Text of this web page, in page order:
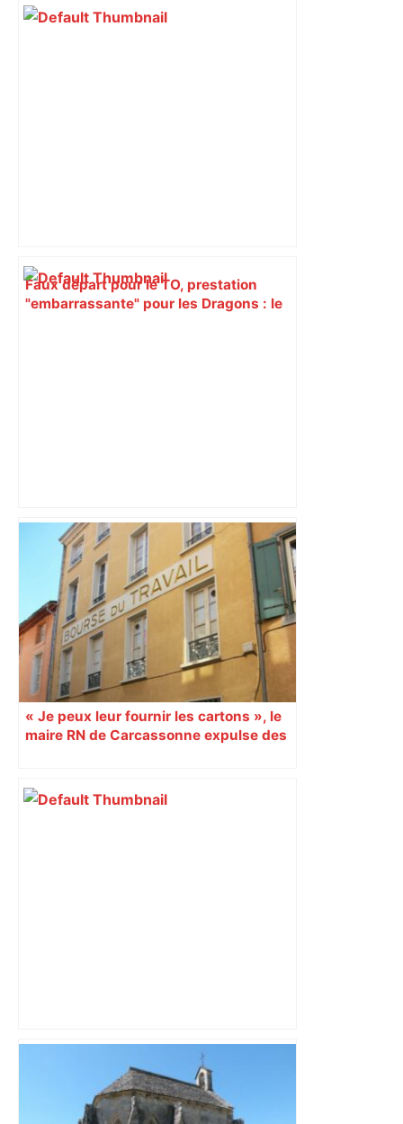
Faux départ pour le TO, prestation
"embarrassante" pour les Dragons : le
DIRECT. TFC-OM : Toulouse vise une
nouvelle victoire, trois jours après le
quart de finale de Coupe ! Suivez le
match de Ligue 1 en live – ladepeche.fr
« Je peux leur fournir les cartons », le
maire RN de Carcassonne expulse des
A680 Toulouse fermée dans les 2 sens
– Radio VINCI Autoroutes